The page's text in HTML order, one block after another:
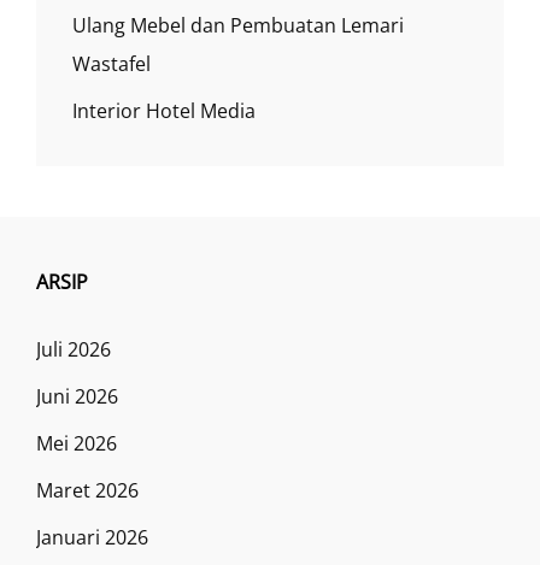
Ulang Mebel dan Pembuatan Lemari
Wastafel
Interior Hotel Media
ARSIP
Juli 2026
Juni 2026
Mei 2026
Maret 2026
Januari 2026